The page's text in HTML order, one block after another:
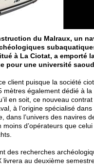
du Malraux, un
à La Ciotat, a emporté
pour une université
client puisque la société
mètres également dédié à la
en soit, ce nouveau
à l’origine spécialisé dans
dans l’univers des navires
d’opérateurs que
des recherches
livrera au deuxième